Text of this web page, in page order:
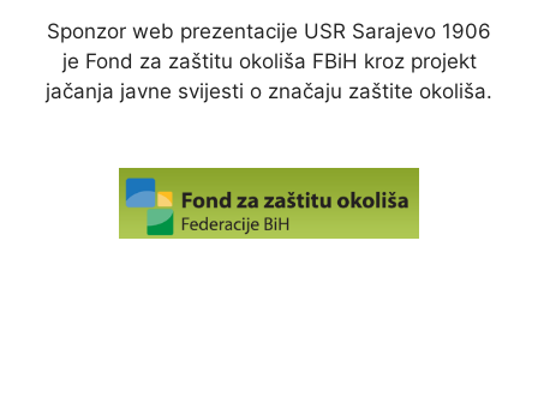
Sponzor web prezentacije USR Sarajevo 1906
je Fond za zaštitu okoliša FBiH kroz projekt
jačanja javne svijesti o značaju zaštite okoliša.